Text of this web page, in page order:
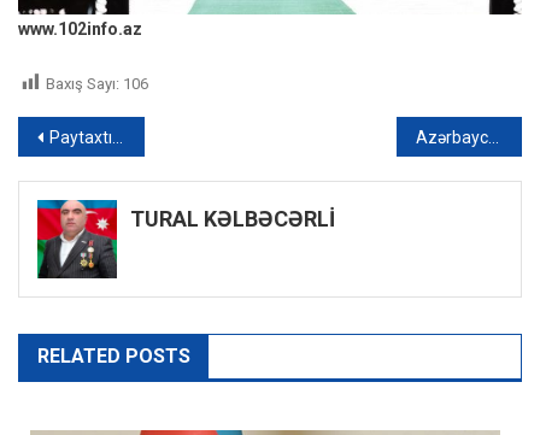
www.102info.az
Baxış Sayı: 106
Yazı
naviqasiyası
Paytaxtın mərkəzində acınacaqlı vəziyyət – Xəbərlərin 17:00 buraxılışı Azərbaycanda daha 27 nəfər COVID-19-a yoluxub – FOTO
TURAL KƏLBƏCƏRLİ
RELATED POSTS